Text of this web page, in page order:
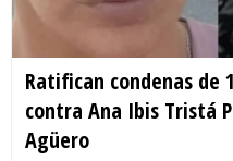
Ratifican condenas de
contra Ana Ibis Tristá
Agüero